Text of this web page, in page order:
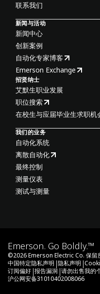
联系我们
新闻与活动
新闻中心
创新案例
自动化专家博客
Emerson Exchange
招贤纳士
艾默生职业发展
职位搜索
在校生与应届毕业生求职机
我们的业务
自动化系统
离散自动化
最终控制
测量仪表
测试与测量
Emerson. Go Boldly.™
©2026Emerson Electric Co. 保留
中国特定隐私声明 |隐私声明 |
订阅偏好 |报告漏洞 |请勿出售我的
沪公网安备31010402008066